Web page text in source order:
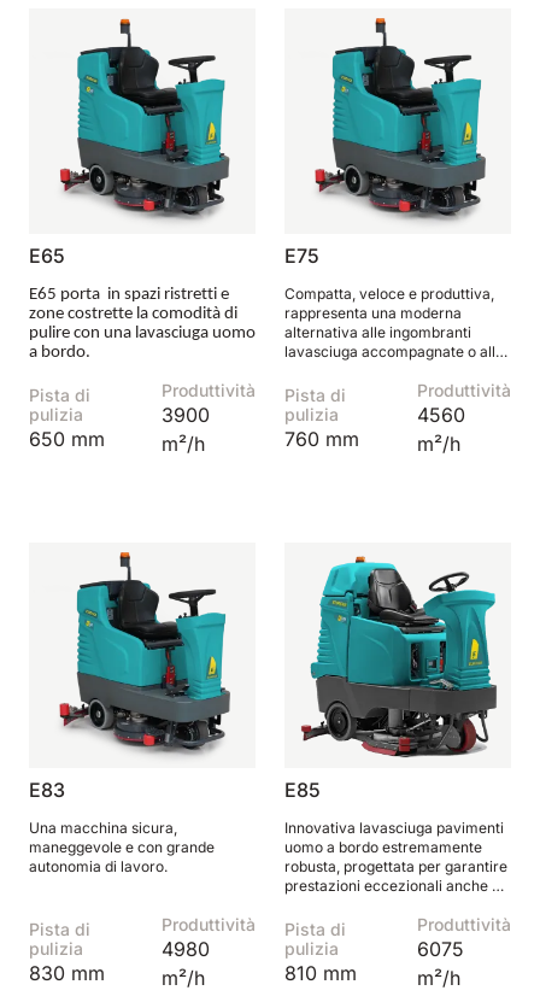
E65
E65 porta in spazi ristretti e
zone costrette la comodità di
pulire con una lavasciuga uomo
a bordo.
Pista di
pulizia
650 mm
Produttività
3900
m²/h
E75
Compatta, veloce e produttiva,
rappresenta una moderna
alternativa alle ingombranti
lavasciuga accompagnate o alle
bordo dalle dimensioni enormi.
Pista di
pulizia
760 mm
Produttività
4560
m²/h
E83
Una macchina sicura,
maneggevole e con grande
autonomia di lavoro.
Pista di
pulizia
830 mm
Produttività
4980
m²/h
E85
Innovativa lavasciuga pavimenti
uomo a bordo estremamente
robusta, progettata per garantire
prestazioni eccezionali anche sui
Pista di
pulizia
810 mm
Produttività
6075
m²/h